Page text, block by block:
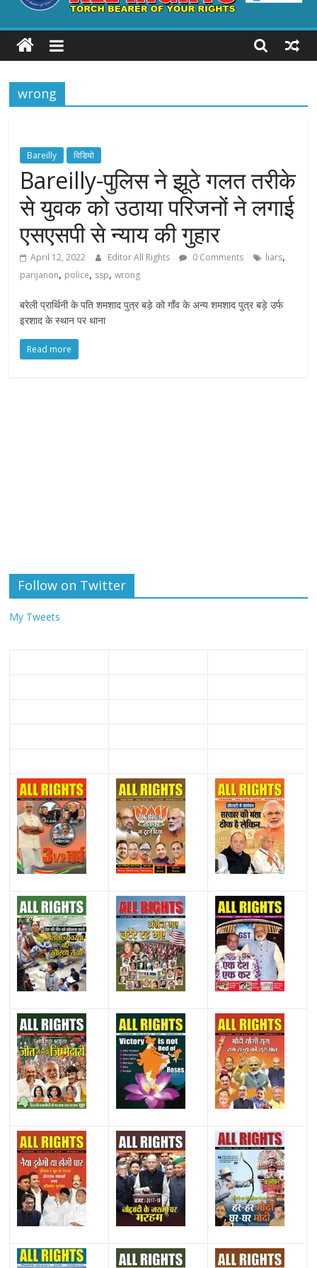
ALL
RIGHTS
Torch
your
Rights
wrong
Bareilly विडियो
Bareilly-पुलिस ने झूठे गलत तरीके
से युवक को उठाया परिजनों ने लगाई
एसएसपी से न्याय की गुहार
April 12, 2022 Editor All Rights 0 Comments liars,
parijanon, police, ssp,wrong
बरेली प्रार्थिनी के पति शमशाद पुत्र बड़े को गाँव के अन्य शमशाद पुत्र बड़े उर्फ
इरशाद के स्थान पर थाना
Read more
Follow on Twitter
My Tweets